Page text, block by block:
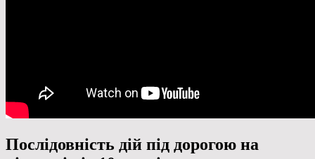
Послідовність дій під дорогою на